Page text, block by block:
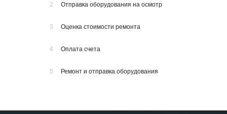
2 Отправка оборудования на осмотр
3 Оценка стоимости ремонта
4 Оплата счета
5 Ремонт и отправка оборудования